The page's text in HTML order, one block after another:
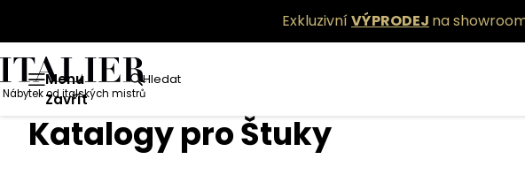
ExkluzivníVÝPRODEJ na
Menu
Zavřít
Hledat
Nábytek od italských mistrů
Katalogy pro Štuky